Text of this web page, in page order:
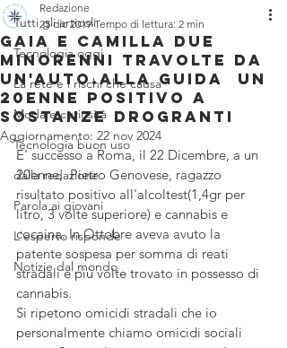
Tutti gli articoli
Tecnologia oggi
La rete e i rischi che causa
Moda e curiosità
Tecnologia buon uso
dalla redazione
Parola ai giovani
L'esperto risponde
Notizie dal mondo
Gaia e Camilla due
minorenni travolte da
un'auto.Alla guida un
20enne positivo a
sostanze drogranti
Redazione
25 dic 2019 Tempo di lettura: 2 min
Aggiornamento: 22 nov 2024
E' successo a Roma, il 22 Dicembre, a un
20enne,  Pietro Genovese, ragazzo
risultato positivo all'alcoltest(1,4gr per
litro, 3 volte superiore) e cannabis e
cocaina. In Ottobre aveva avuto la
patente sospesa per somma di reati
stradali e più volte trovato in possesso di
cannabis.
Si ripetono omicidi stradali che io
personalmente chiamo omicidi sociali